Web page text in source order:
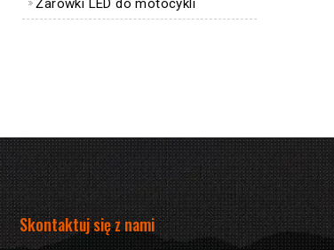
Żarówki LED do motocykli
Skontaktuj się z nami